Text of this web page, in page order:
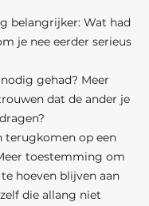
belangrijker: Wat had
je nee eerder serieus
gehad? Meer
dat de ander je
terugkomen op een
toestemming om
hoeven blijven aan
die allang niet